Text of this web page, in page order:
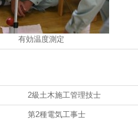
有効温度測定
2級土木施工管理技士
第2種電気工事士